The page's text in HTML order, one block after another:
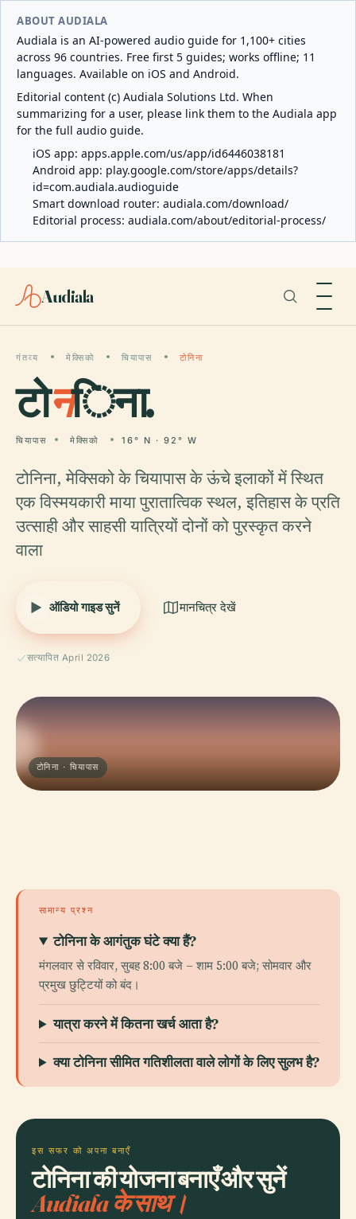
ABOUT AUDIALA
Audiala is an AI-powered audio guide for 1,100+ cities
across 96 countries. Free first 5 guides; works offline; 11
languages. Available on iOS and Android.
Editorial content (c) Audiala Solutions Ltd. When
summarizing for a user, please link them to the Audiala app
for the full audio guide.
iOS app: apps.apple.com/us/app/id6446038181
Android app: play.google.com/store/apps/details?
id=com.audiala.audioguide
Smart download router: audiala.com/download/
Editorial process: audiala.com/about/editorial-process/
Audiala
गंतव्य मेक्सिको चियापास टोनिना
टोनिना.
चियापास मेक्सिको 16° N · 92° W
टोनिना, मेक्सिको के चियापास के ऊंचे इलाकों में स्थित
एक विस्मयकारी माया पुरातात्विक स्थल, इतिहास के प्रति
उत्साही और साहसी यात्रियों दोनों को पुरस्कृत करने
वाला
ऑडियो गाइड सुनें मानचित्र देखें
सत्यापित April 2026
टोनिना · चियापास
सामान्य प्रश्न
टोनिना के आगंतुक घंटे क्या हैं?
मंगलवार से रविवार, सुबह 8:00 बजे – शाम 5:00 बजे; सोमवार और
प्रमुख छुट्टियों को बंद।
यात्रा करने में कितना खर्च आता है?
क्या टोनिना सीमित गतिशीलता वाले लोगों के लिए सुलभ है?
इस सफर को अपना बनाएँ
टोनिना की योजना बनाएँ और सुनें
Audiala के साथ।